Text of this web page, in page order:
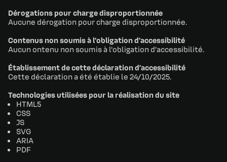
Dérogations pour charge disproportionnée
Aucune dérogation pour charge disproportionnée.
Contenus non soumis à l’obligation d’accessibilité
Aucun ontenu non soumis à l’obligation d’accessibilité.
Établissement de cette déclaration d’accessibilité
Cette déclaration a été établie le 24/10/2025.
Technologies utilisées pour la réalisation du site
HTML5
CSS
JS
SVG
ARIA
PDF